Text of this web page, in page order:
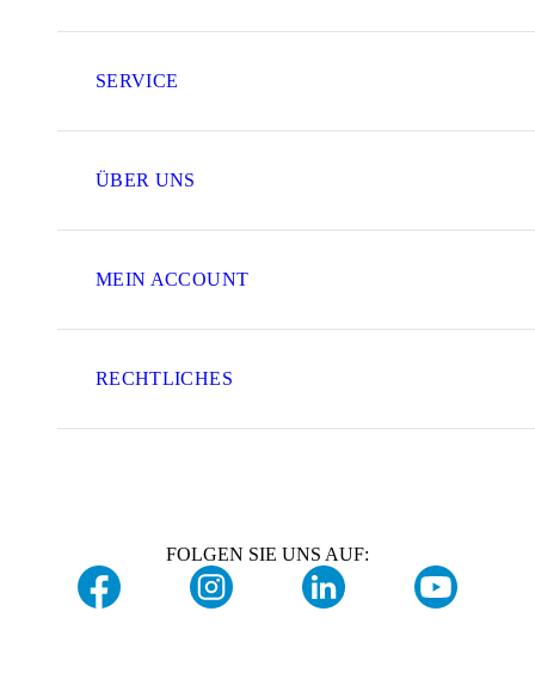
SERVICE
ÜBER UNS
MEIN ACCOUNT
RECHTLICHES
FOLGEN SIE UNS AUF: